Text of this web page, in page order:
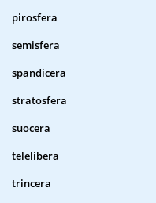
pirosfera
semisfera
spandicera
stratosfera
suocera
telelibera
trincera